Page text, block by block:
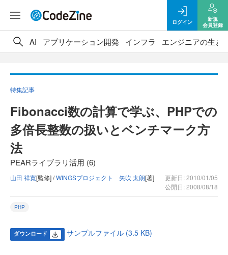
ログイン
新規
会員登録
AI アプリケーション開発 インフラ エンジニアの生き
特集記事
Fibonacci数の計算で学ぶ、PHPでの
多倍長整数の扱いとベンチマーク方
法
PEARライブラリ活用 (6)
山田 祥寛[監修] /WINGSプロジェクト 矢吹 太朗[著]
更新日: 2010/01/05
公開日: 2008/08/18
PHP
ダウンロード サンプルファイル (3.5 KB)